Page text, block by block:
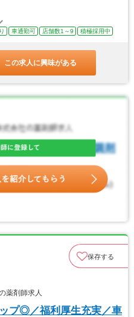
車通勤可 店舗数1～9 積極採用中
この求人に興味がある
保存する
薬剤師求人
プ◎／福利厚生充実／車